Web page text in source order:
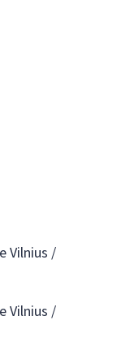
Vilnius /
Vilnius /